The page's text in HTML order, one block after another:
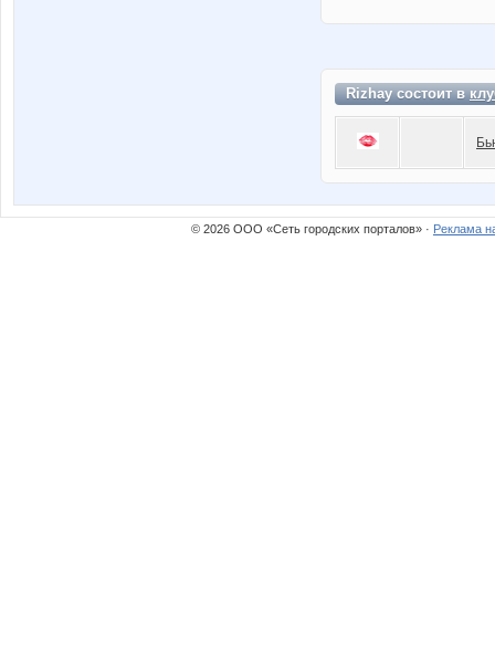
Rizhay состоит в
© 2026 ООО «Сеть городских порталов» · Реклама